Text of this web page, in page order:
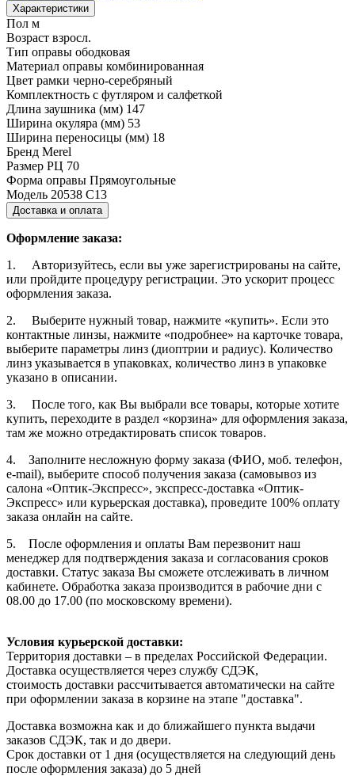
Характеристики
Пол м
Возраст взросл.
Тип оправы ободковая
Материал оправы комбинированная
Цвет рамки черно-серебряный
Комплектность с футляром и салфеткой
Длина заушника (мм) 147
Ширина окуляра (мм) 53
Ширина переносицы (мм) 18
Бренд Merel
Размер РЦ 70
Форма оправы Прямоугольные
Модель 20538 C13
Доставка и оплата
Оформление заказа:
1. Авторизуйтесь, если вы уже зарегистрированы на сайте,
или пройдите процедуру регистрации. Это ускорит процесс
оформления заказа.
2. Выберите нужный товар, нажмите «купить». Если это
контактные линзы, нажмите «подробнее» на карточке товара,
выберите параметры линз (диоптрии и радиус). Количество
линз указывается в упаковках, количество линз в упаковке
указано в описании.
3. После того, как Вы выбрали все товары, которые хотите
купить, переходите в раздел «корзина» для оформления заказа,
там же можно отредактировать список товаров.
4. Заполните несложную форму заказа (ФИО, моб. телефон,
e-mail), выберите способ получения заказа (самовывоз из
салона «Оптик-Экспресс», экспресс-доставка «Оптик-
Экспресс» или курьерская доставка), проведите 100% оплату
заказа онлайн на сайте.
5. После оформления и оплаты Вам перезвонит наш
менеджер для подтверждения заказа и согласования сроков
доставки. Статус заказа Вы сможете отслеживать в личном
кабинете. Обработка заказа производится в рабочие дни с
08.00 до 17.00 (по московскому времени).
Условия курьерской доставки:
Территория доставки – в пределах Российской Федерации.
Доставка осуществляется через службу СДЭК,
стоимость доставки рассчитывается автоматически на сайте
при оформлении заказа в корзине на этапе "доставка".
Доставка возможна как и до ближайшего пункта выдачи
заказов СДЭК, так и до двери.
Срок доставки от 1 дня (осуществляется на следующий день
после оформления заказа) до 5 дней